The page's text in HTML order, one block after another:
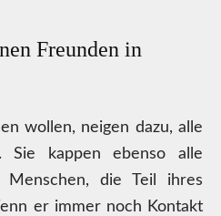
Freunden in
wollen, neigen dazu, alle
Sie kappen ebenso alle
Menschen, die Teil ihres
er immer noch Kontakt